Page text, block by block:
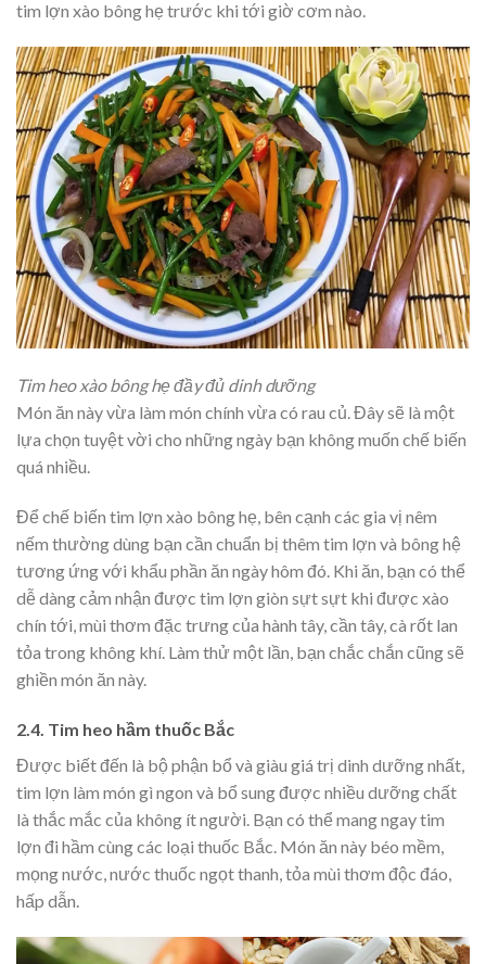
tim lợn xào bông hẹ trước khi tới giờ cơm nào.
Tim heo xào bông hẹ đầy đủ dinh dưỡng
Món ăn này vừa làm món chính vừa có rau củ. Đây sẽ là một
lựa chọn tuyệt vời cho những ngày bạn không muốn chế biến
quá nhiều.
Để chế biến tim lợn xào bông hẹ, bên cạnh các gia vị nêm
nếm thường dùng bạn cần chuẩn bị thêm tim lợn và bông hệ
tương ứng với khẩu phần ăn ngày hôm đó. Khi ăn, bạn có thể
dễ dàng cảm nhận được tim lợn giòn sựt sựt khi được xào
chín tới, mùi thơm đặc trưng của hành tây, cần tây, cà rốt lan
tỏa trong không khí. Làm thử một lần, bạn chắc chắn cũng sẽ
ghiền món ăn này.
2.4. Tim heo hầm thuốc Bắc
Được biết đến là bộ phận bổ và giàu giá trị dinh dưỡng nhất,
tim lợn làm món gì ngon và bổ sung được nhiều dưỡng chất
là thắc mắc của không ít người. Bạn có thể mang ngay tim
lợn đi hầm cùng các loại thuốc Bắc. Món ăn này béo mềm,
mọng nước, nước thuốc ngọt thanh, tỏa mùi thơm độc đáo,
hấp dẫn.